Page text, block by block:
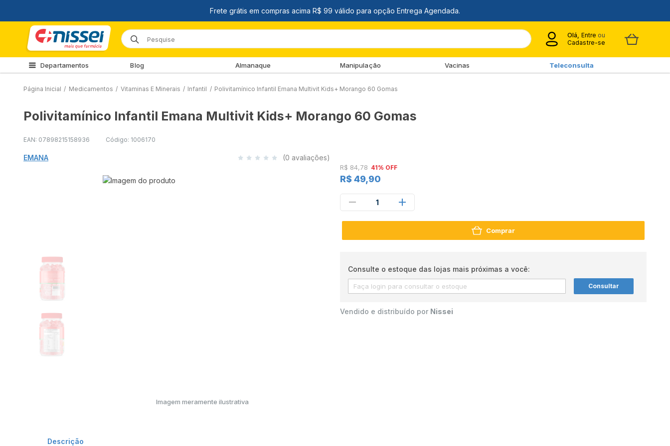
Olá, Entre ou
Cadastre-se
Departamentos Blog Almanaque Manipulação Vacinas Teleconsulta
Página Inicial / Medicamentos / Vitaminas E Minerais / Infantil / Polivitamínico Infantil Emana Multivit Kids+ Morango 60 Gomas
Polivitamínico Infantil Emana Multivit Kids+ Morango 60 Gomas
EAN: 07898215158936 Código: 1006170
EMANA (0 avaliações)
Imagem meramente ilustrativa
R$ 84,78 41% OFF
R$ 49,90
1
Comprar
Consulte o estoque das lojas mais próximas a você:
Consultar
Vendido e distribuído por Nissei
Descrição